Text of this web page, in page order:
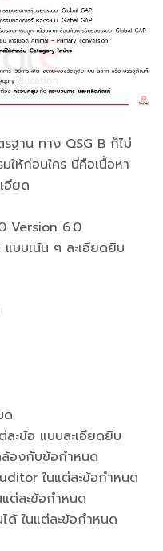
รฐาน ทาง QSG B ก็ไม่
ให้ก่อนใคร นี่คือเนื้อหา
อียด
Version 6.0
บเน้น ๆ ละเอียดยิบ
ด
ละข้อ แบบละเอียดยิบ
ล้องกับข้อกำหนด
ในแต่ละข้อกำหนด
ต่ละข้อกำหนด
ด้ ในแต่ละข้อกำหนด